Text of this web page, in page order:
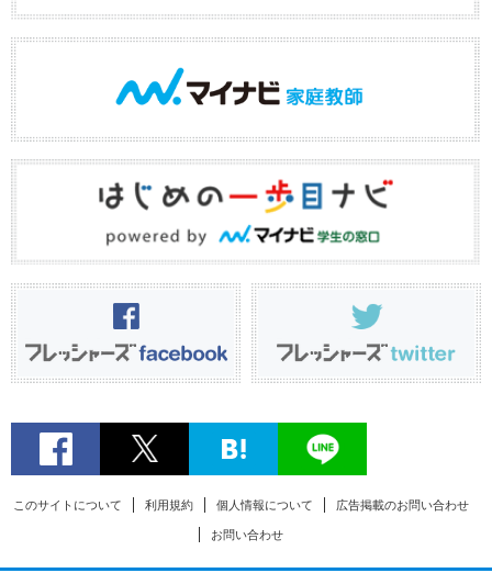
このサイトについて 利用規約 個人情報について 広告掲載のお問い合わせ
お問い合わせ